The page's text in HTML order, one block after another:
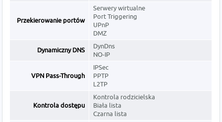
Przekierowanie portów
Serwery wirtualne
Port Triggering
UPnP
DMZ
Dynamiczny DNS
DynDns
NO-IP
VPN Pass-Through
IPSec
PPTP
L2TP
Kontrola dostępu
Kontrola rodzicielska
Biała lista
Czarna lista